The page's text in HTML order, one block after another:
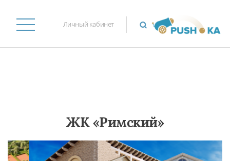
Личный кабинет
ЖК «Римский»